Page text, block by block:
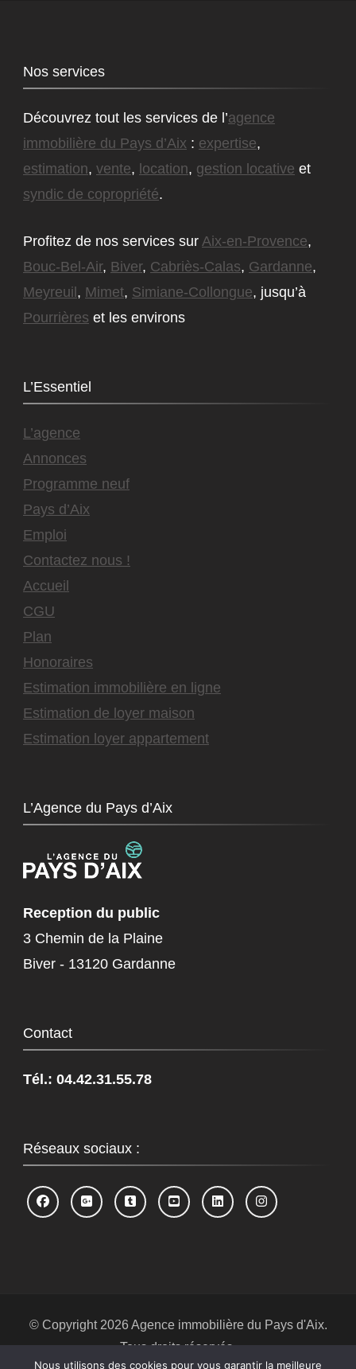
Nos services
Découvrez tout les services de l’agence
immobilière du Pays d’Aix : expertise,
estimation, vente, location, gestion locative et
syndic de copropriété.
Profitez de nos services sur Aix-en-Provence,
Bouc-Bel-Air, Biver, Cabriès-Calas, Gardanne,
Meyreuil , Mimet, Simiane-Collongue, jusqu’à
Pourrières et les environs
L’Essentiel
L’agence
Annonces
Programme neuf
Pays d’Aix
Emploi
Contactez nous !
Accueil
CGU
Plan
Honoraires
Estimation immobilière en ligne
Estimation de loyer maison
Estimation loyer appartement
L’Agence du Pays d’Aix
Reception du public
3 Chemin de la Plaine
Biver - 13120 Gardanne
Contact
Tél.: 04.42.31.55.78
Réseaux sociaux :
© Copyright 2026 Agence immobilière du Pays d'Aix.
Tous droits réservés.
Nous utilisons des cookies pour vous garantir la meilleure